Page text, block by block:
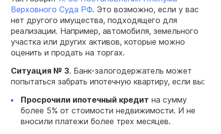
Верховного Суда РФ. Это возможно, если у вас
нет другого имущества, подходящего для
реализации. Например, автомобиля, земельного
участка или других активов, которые можно
оценить и продать на торгах.
Ситуация № 3. Банк-залогодержатель может
попытаться забрать ипотечную квартиру, если вы:
Просрочили ипотечный кредит на сумму
более 5% от стоимости недвижимости. И не
вносили платежи более трех месяцев.